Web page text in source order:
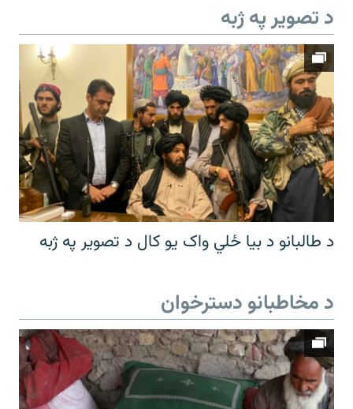
د تصویر په ژبه
د طالبانو د بیا ځلي واک یو کال د تصویر په ژبه
د مخاطبانو دسترخوان